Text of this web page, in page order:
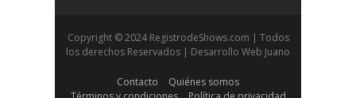
Copyright © 2024 RegistrodeShows.com | Todos
los derechos Reservados | Desarrollo Web Juano
Contacto
Quiénes somos